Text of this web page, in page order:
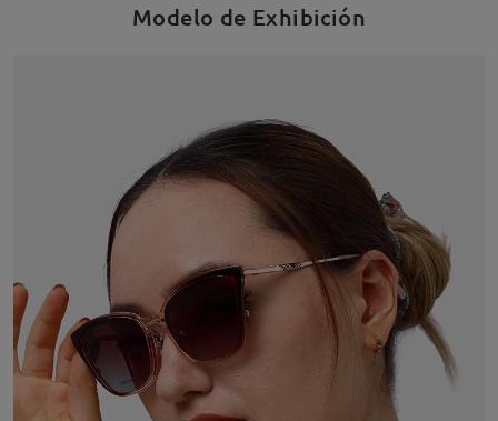
Modelo de Exhibición